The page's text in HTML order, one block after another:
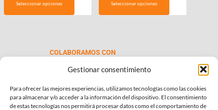
Gestionar consentimiento
Para ofrecer las mejores experiencias, utilizamos tecnologías como las cookies
para almacenar y/o acceder a la información del dispositivo. El consentimiento
de estas tecnologías nos permitirá procesar datos como el comportamiento de
desde
Seleccionar opciones
opciones
se
elegir
en
Seleccionar opciones
COLABORAMOS CON